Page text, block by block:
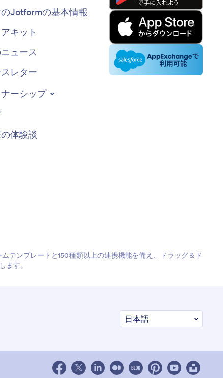
Jotformの基本情報
キット
ュース
レター
ーシップ
体験談
テンプレートと150種類以上の連携機能を備え、ドラッグ＆ド
ます。